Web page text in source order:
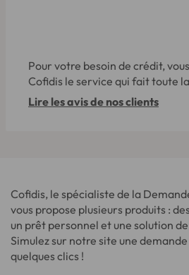
Pour votre besoin de crédit,
Cofidis le service qui fait toute
Lire les avis de nos clients
Cofidis, le spécialiste de la
vous propose plusieurs produits :
un prêt personnel et une solution
Simulez sur notre site une
quelques clics !